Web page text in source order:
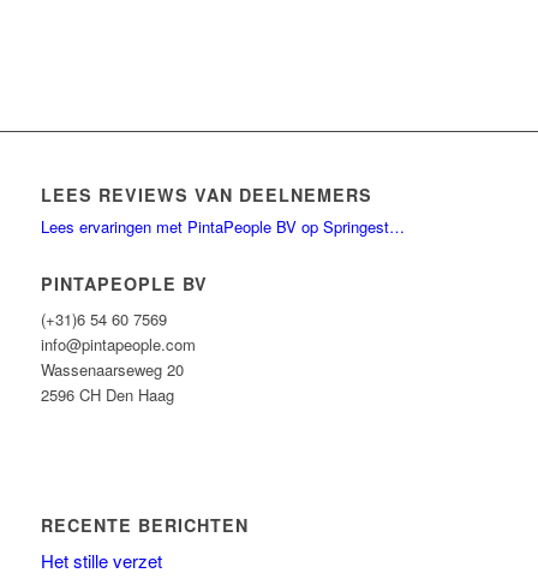
LEES REVIEWS VAN DEELNEMERS
Lees ervaringen met PintaPeople BV op Springest…
PINTAPEOPLE BV
(+31)6 54 60 7569
info@pintapeople.com
Wassenaarseweg 20
2596 CH Den Haag
RECENTE BERICHTEN
Het stille verzet